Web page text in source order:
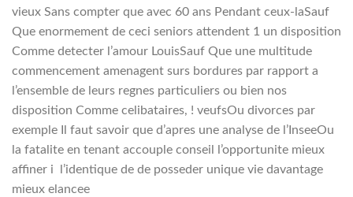
vieux Sans compter que avec 60 ans Pendant ceux-laSauf
Que enormement de ceci seniors attendent 1 un disposition
Comme detecter l’amour LouisSauf Que une multitude
commencement amenagent surs bordures par rapport a
l’ensemble de leurs regnes particuliers ou bien nos
disposition Comme celibataires, ! veufsOu divorces par
exemple Il faut savoir que d’apres une analyse de l’InseeOu
la fatalite en tenant accouple conseil l’opportunite mieux
affiner i l’identique de de posseder unique vie davantage
mieux elancee